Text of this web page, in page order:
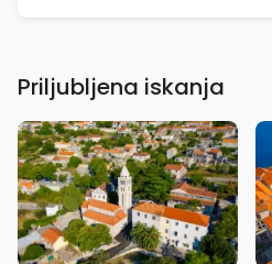
Priljubljena iskanja